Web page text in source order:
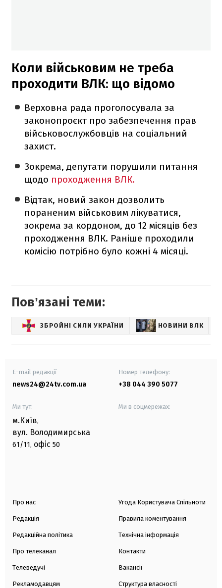
Коли військовим не треба
проходити ВЛК: що відомо
Верховна рада проголосувала за
законопроєкт про забезпечення прав
військовослужбовців на соціальний
захист.
Зокрема, депутати порушили питання
щодо проходження ВЛК.
Відтак, новий закон дозволить
пораненим військовим лікуватися,
зокрема за кордоном, до 12 місяців без
проходження ВЛК. Раніше проходили
комісію потрібно було кожні 4 місяці.
Повʼязані теми:
ЗБРОЙНІ СИЛИ УКРАЇНИ НОВИНИ ВЛК
E-mail редакції
news24@24tv.com.ua
Номер телефону:
+38 044 390 5077
Ми тут:
м.Київ,
вул. Володимирська
61/11, офіс 50
Ми в соцмережах:
Про нас
Редакція
Редакційна політика
Про телеканал
Телеведучі
Рекламодавцям
Угода Користувача Спільноти
Правила коментування
Технічна інформація
Контакти
Вакансії
Структура власності